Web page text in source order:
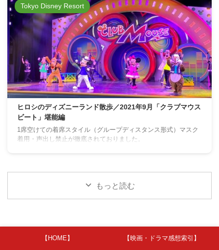
Tokyo Disney Resort
ヒロシのディズニーランド散歩／2021年9月「クラブマウス
ビート」堪能編
1席空けての着席スタイル（グループディスタンス形式）マスク
着用・声出し禁止が徹底されておりました。
もっと読む
【HOME】 【映画・ドラマ感想索引】